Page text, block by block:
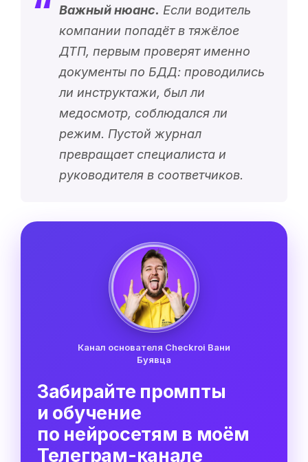
Важный нюанс. Если водитель
компании попадёт в тяжёлое
ДТП, первым проверят именно
документы по БДД: проводились
ли инструктажи, был ли
медосмотр, соблюдался ли
режим. Пустой журнал
превращает специалиста и
руководителя в соответчиков.
Канал основателя Checkroi Вани
Буявца
Забирайте промпты
и обучение
по нейросетям в моём
Телеграм-канале